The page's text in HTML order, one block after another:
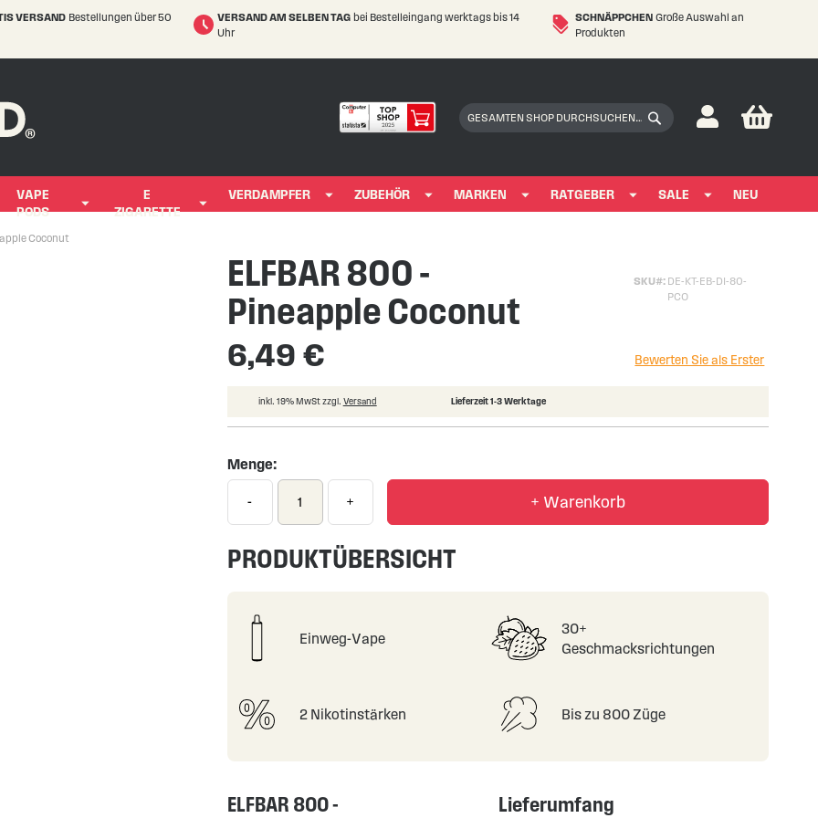
VERSAND Bestellungen über 50
VERSAND AM SELBEN TAG bei Bestelleingang werktags bis 14
Uhr
SCHNÄPPCHEN Große Auswahl an
Produkten
Suchen
My
VAPE
PODS
E
ZIGARETTE
VERDAMPFER ZUBEHÖR MARKEN RATGEBER SALE NEU
Coconut
ELFBAR 800 -
Pineapple Coconut
SKU
DE-KT-EB-DI-80-
PCO
6,49 € Bewerten Sie als Erster
inkl. 19% MwSt zzgl. Versand Lieferzeit 1-3 Werktage
Menge:
- + + Warenkorb
PRODUKTÜBERSICHT
Einweg-Vape
30+
Geschmacksrichtungen
2 Nikotinstärken Bis zu 800 Züge
ELFBAR 800 -
Lieferumfang